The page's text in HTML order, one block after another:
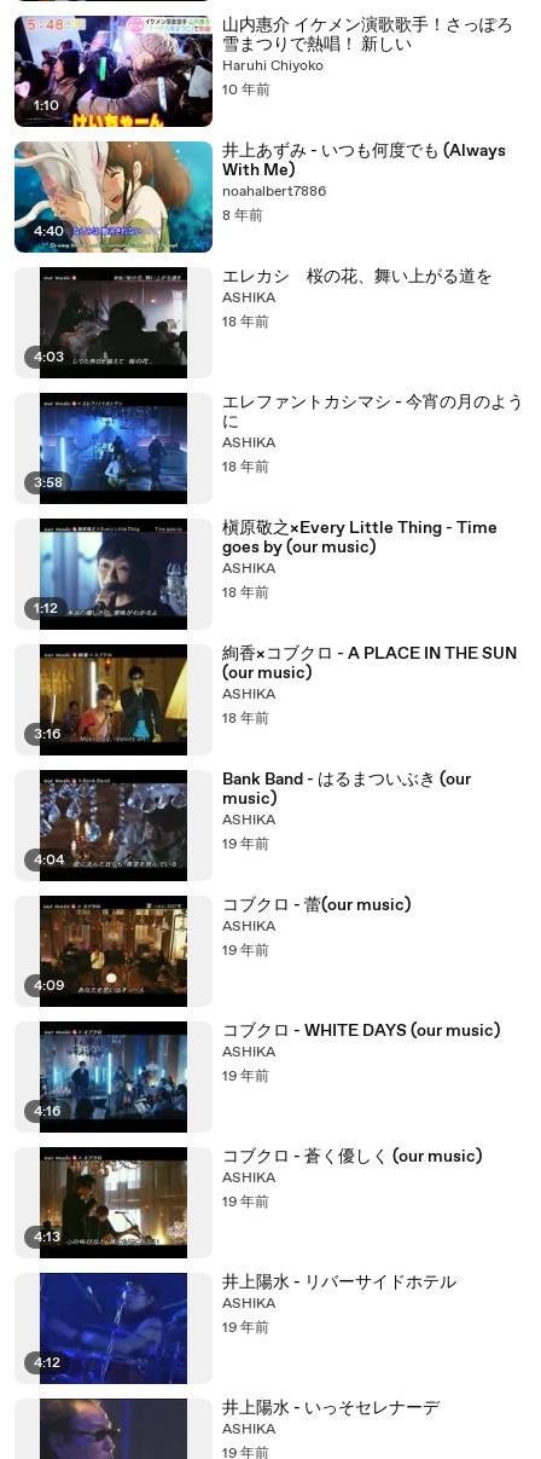
1:10
山内惠介 イケメン演歌歌手！さっぽろ
雪まつりで熱唱！ 新しい
Haruhi Chiyoko
10 年前
4:40
井上あずみ - いつも何度でも (Always
With Me)
noahalbert7886
8 年前
4:03
エレカシ 桜の花、舞い上がる道を
ASHIKA
18 年前
3:58
エレファントカシマシ - 今宵の月のよう
に
ASHIKA
18 年前
1:12
槇原敬之×Every Little Thing - Time
goes by (our music)
ASHIKA
18 年前
3:16
絢香×コブクロ - A PLACE IN THE SUN
(our music)
ASHIKA
18 年前
4:04
Bank Band - はるまついぶき (our
music)
ASHIKA
19 年前
4:09
コブクロ - 蕾(our music)
ASHIKA
19 年前
4:16
コブクロ - WHITE DAYS (our music)
ASHIKA
19 年前
4:13
コブクロ - 蒼く優しく (our music)
ASHIKA
19 年前
4:12
井上陽水 - リバーサイドホテル
ASHIKA
19 年前
井上陽水 - いっそセレナーデ
ASHIKA
19 年前